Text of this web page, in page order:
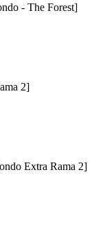
- The Forest]
2]
Extra Rama 2]